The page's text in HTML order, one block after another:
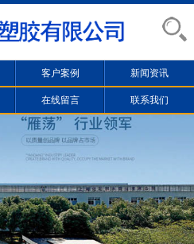
客户案例 新闻资讯
在线留言 联系我们